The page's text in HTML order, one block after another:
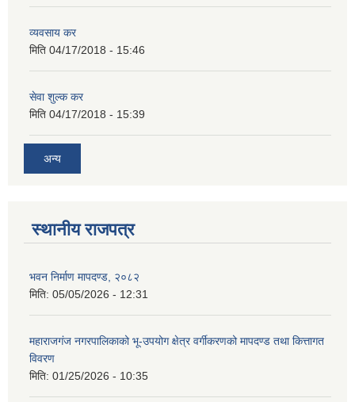
व्यवसाय कर
मिति 04/17/2018 - 15:46
सेवा शुल्क कर
मिति 04/17/2018 - 15:39
अन्य
स्थानीय राजपत्र
भवन निर्माण मापदण्ड, २०८२
मिति: 05/05/2026 - 12:31
महाराजगंज नगरपालिकाको भू-उपयोग क्षेत्र वर्गीकरणको मापदण्ड तथा कित्तागत
विवरण
मिति: 01/25/2026 - 10:35